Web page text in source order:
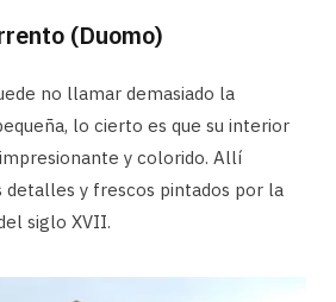
(Duomo)
no llamar demasiado la
lo cierto es que su interior
y colorido. Allí
detalles y frescos pintados por la
siglo XVII.